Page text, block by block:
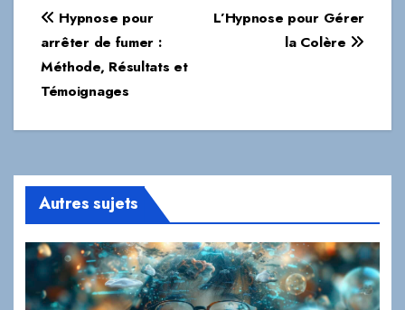
Navigation
de
l’article
L’Hypnose pour Gérer
la Colère
Hypnose pour
arrêter de fumer :
Méthode, Résultats et
Témoignages
Autres sujets